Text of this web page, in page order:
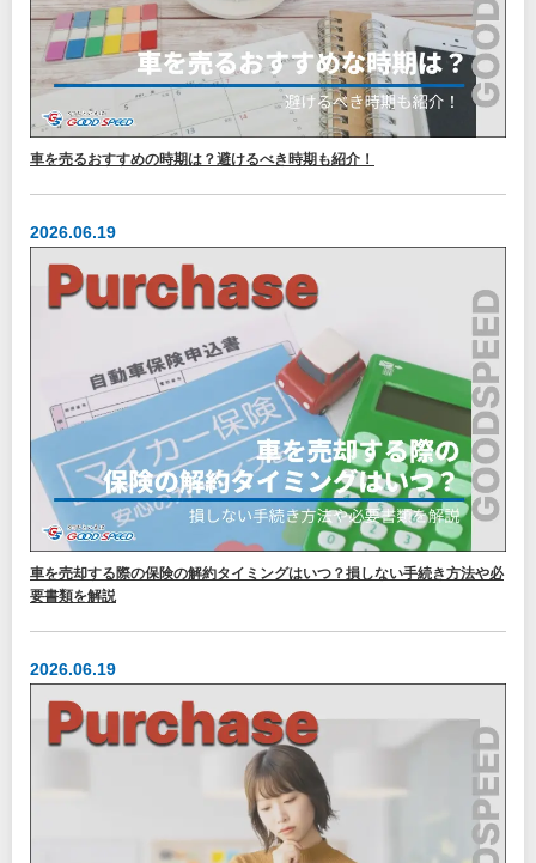
車を売るおすすめの時期は？避けるべき時期も紹介！
2026.06.19
車を売却する際の保険の解約タイミングはいつ？損しない手続き方法や必
要書類を解説
2026.06.19